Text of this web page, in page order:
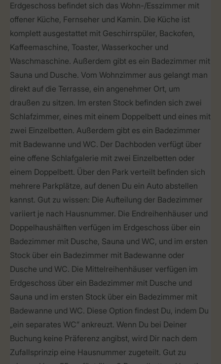
Erdgeschoss befindet sich das Wohn-/Esszimmer mit
offener Küche, Fernseher und Kamin. Die Küche ist
komplett ausgestattet mit Geschirrspüler, Backofen,
Kaffeemaschine, Toaster, Wasserkocher und
Waschmaschine. Außerdem gibt es ein Badezimmer mit
Sauna und Dusche. Vom Wohnzimmer aus gelangt man
direkt auf die Terrasse, ein angenehmer Ort, um
draußen zu sitzen. Im ersten Stock befinden sich zwei
Schlafzimmer, eines mit einem Doppelbett und eines mit
zwei Einzelbetten. Außerdem gibt es ein Badezimmer
mit Badewanne und WC. Der Dachboden verfügt über
eine offene Schlafgalerie mit zwei Einzelbetten oder
einem Doppelbett. Über den Park verteilt befinden sich
mehrere Parkplätze, auf denen Du ein Auto abstellen
kannst. Gut zu wissen: Die Aufteilung der Badezimmer
variiert je nach Hausnummer. Die Endreihenhäuser und
Doppelhaushälften verfügen im Erdgeschoss über ein
Badezimmer mit Dusche, Sauna und WC, und im ersten
Stock über ein Badezimmer mit Badewanne oder
Dusche und WC. Die Mittelreihenhäuser verfügen im
Erdgeschoss über ein Badezimmer mit Dusche und
Sauna und im ersten Stock über ein Badezimmer mit
Badewanne und WC. Diese Option findest Du, indem Du
„ein separates WC” ankreuzt. Wenn Du bei Deiner
Buchung keine Präferenz angibst, wird Dir nach dem
Zufallsprinzip eine Hausnummer zugeteilt. Gut zu